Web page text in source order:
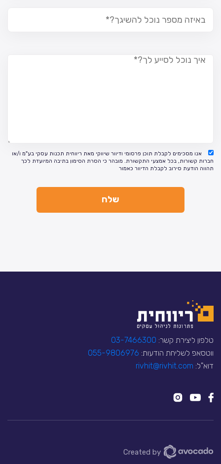
אנו מסכימים לקבלת תוכן פרסומי ודיוור שיווקי מאת ריווחית תכנות עסקי בע"מ ו/או
חברות קשורות, בכל אמצעי התקשורת. מובהר כי הסרת הסימון בתיבה המיועדת לכך
תהווה הודעת סירוב לקבלת הדיוור כאמור
טלפון ליצירת קשר: 03-7466300
ווטסאפ לשליחת הודעות: 055-9806976
דוא"ל: rivhit@rivhit.com
Created by